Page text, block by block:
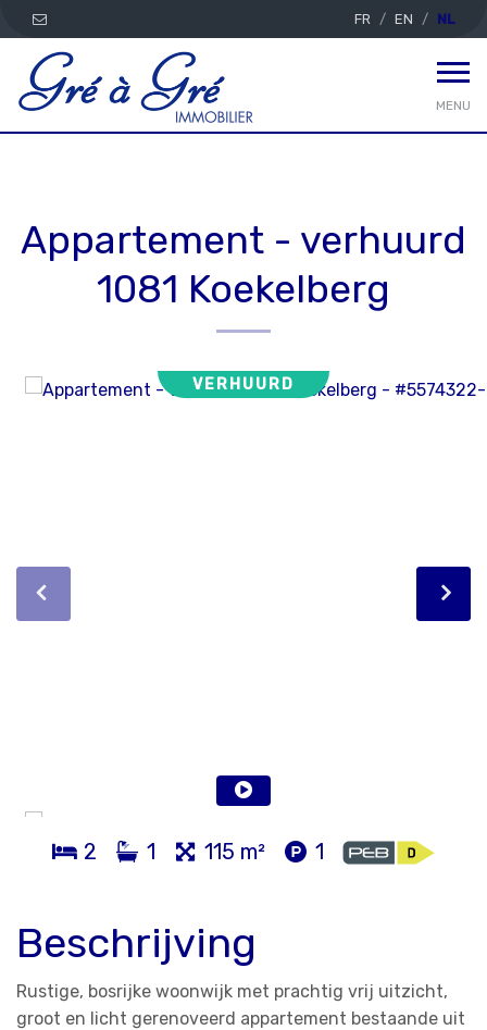
FR EN NL
MENU
Appartement - verhuurd
1081 Koekelberg
VERHUURD
2 1 115 m² 1
Beschrijving
Rustige, bosrijke woonwijk met prachtig vrij uitzicht,
groot en licht gerenoveerd appartement bestaande uit